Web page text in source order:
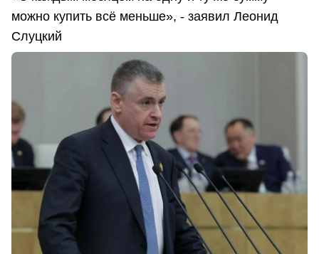
можно купить всё меньше», - заявил Леонид
Слуцкий